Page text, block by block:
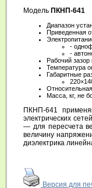
Модель ПКНП-641
Диапазон
Приведенная
-
-
Рабочий
Температура
Габаритные
Масса, кг, не
ПКНП-641
электрических
— для пересчета
величину
диэлектрика
Версия для